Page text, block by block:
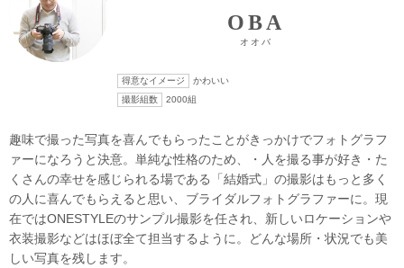
アクセス/TEL
こだわりポイント
歴史的建造物での撮影 衣装追加無料
OBA
オオバ
得意なイメージ
かわいい
撮影組数
2000組
趣味で撮った写真を喜んでもらったことがきっかけでフォトグラフ
ァーになろうと決意。単純な性格のため、・人を撮る事が好き・た
くさんの幸せを感じられる場である「結婚式」の撮影はもっと多く
の人に喜んでもらえると思い、ブライダルフォトグラファーに。現
在ではONESTYLEのサンプル撮影を任され、新しいロケーションや
衣装撮影などはほぼ全て担当するように。どんな場所・状況でも美
しい写真を残します。